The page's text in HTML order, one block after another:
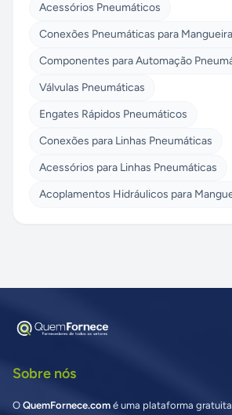
Acessórios Pneumáticos
Conexões Pneumáticas para
Componentes para Automação
Válvulas Pneumáticas
Engates Rápidos Pneumáticos
Conexões para Linhas Pneumáticas
Acessórios para Linhas Pneumáticas
Acoplamentos Hidráulicos para
Sobre nós
O QuemFornece.com é uma plataforma